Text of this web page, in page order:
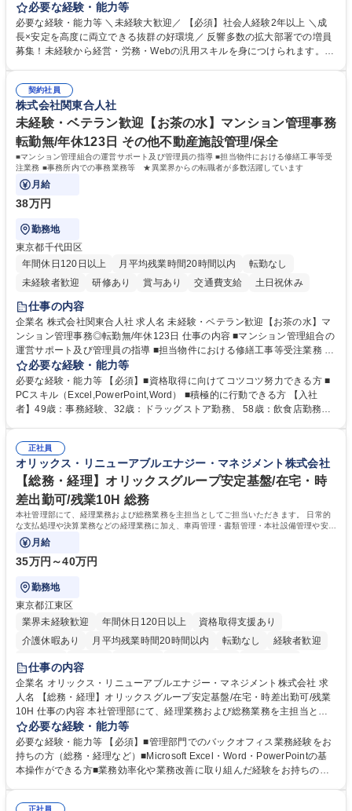
や経費処理、採用・HP管理などバックオフィス全般を企画サポート。丁
寧な実務対応で現場を支え、専門スキルを構築できます。 当社の開業医支
援のコンサルタントと連携し、開業後クリニックのバックオフィス全般を
担当します。 ＼具体的には／ ■スタッフのシフト作成、日々の経費処理 ■
です。基本は社内勤務でクリニック訪問はほとんどありません。 募集職種
[新大阪/院長代行事務(人事労務サポート等)]未経験/年休123日/フレックス
制
必要な経験・能力等
必要な経験・能力等 ＼未経験大歓迎／ 【必須】社会人経験2年以上 ＼成
長×安定を高度に両立できる抜群の好環境／ 反響多数の拡大部署での増員
募集！未経験から経営・労務・Webの汎用スキルを身につけられます。初
すさも抜群。転勤なしの新大阪本社勤務で、安定した事業基盤のもと腰を
据えて長期的キャリアを構築できます。 学歴・資格 学歴：大学院 大学 語
学力： 資格：
契約社員
株式会社関東合人社
未経験・ベテラン歓迎【お茶の水】マンション管理事務
転勤無/年休123日 その他不動産施設管理/保全
■マンション管理組合の運営サポート及び管理員の指導 ■担当物件における修繕工事等受
注業務 ■事務所内での事務業務等 ★異業界からの転職者が多数活躍しています
月給
38万円
勤務地
東京都千代田区
年間休日120日以上
月平均残業時間20時間以内
転勤なし
未経験者歓迎
研修あり 賞与あり 交通費支給 土日祝休み
仕事の内容
企業名 株式会社関東合人社 求人名 未経験・ベテラン歓迎【お茶の水】マ
ンション管理事務◎転勤無/年休123日 仕事の内容 ■マンション管理組合の
運営サポート及び管理員の指導 ■担当物件における修繕工事等受注業務 ■
事務所内での事務業務等 ★異業界からの転職者が多数活躍しています
【年収補足】532万円 ＋別途インセンティヴで平均約100万円/年（昨年度
実績） ＋管理業務主任者資格手当50,000円/月 ★親会社である株式会社合
人社計画研究所社のグループ会社として、質の高いサービスと適性価格を
無/年休123日
必要な経験・能力等
必要な経験・能力等 【必須】■資格取得に向けてコツコツ努力できる方 ■
PCスキル（Excel,PowerPoint,Word） ■積極的に行動できる方 【入社
者】49歳：事務経験、32歳：ドラッグストア勤務、 58歳：飲食店勤務
得出来ております！ 【魅力】■フレックス制度、未経験からでも下限年収
を一律支給！ ■管理業務主任者資格取得後には50,000円/月の手当あり！
学歴・資格 学歴：大学院 大学 高専 短大 専修学校 高校 語学力： 資格：第
一種運転免許普通自動車
正社員
オリックス・リニューアブルエナジー・マネジメント株式会社
【総務・経理】オリックスグループ安定基盤/在宅・時
差出勤可/残業10H 総務
本社管理部にて、経理業務および総務業務を主担当としてご担当いただきます。 日常的
な支払処理や決算業務などの経理業務に加え、車両管理・書類管理・本社設備管理や安全
対策など幅広い総務業務もお任せします。
月給
35万円～40万円
勤務地
東京都江東区
業界未経験歓迎
年間休日120日以上
資格取得支援あり
介護休暇あり
月平均残業時間20時間以内 転勤なし
経験者歓迎
研修あり
在宅OK
駅近5分以内
資格取得手当あり 土日祝休み
仕事の内容
企業名 オリックス・リニューアブルエナジー・マネジメント株式会社 求
人名 【総務・経理】オリックスグループ安定基盤/在宅・時差出勤可/残業
10H 仕事の内容 本社管理部にて、経理業務および総務業務を主担当とし
てご担当いただきます。 日常的な支払処理や決算業務などの経理業務に加
え、車両管理・書類管理・本社設備管理や安全対策など幅広い総務業務も
お任せします。 業務効率化や業務改善の提案・推進にも積極的に取り組ん
でいただくことを期待しています。 【総務】※実務業務における業務改善
必要な経験・能力等
必要な経験・能力等 【必須】■管理部門でのバックオフィス業務経験をお
持ちの方（総務・経理など）■Microsoft Excel・Word・PowerPointの基
本操作ができる方■業務効率化や業務改善に取り組んだ経験をお持ちの方
正社員